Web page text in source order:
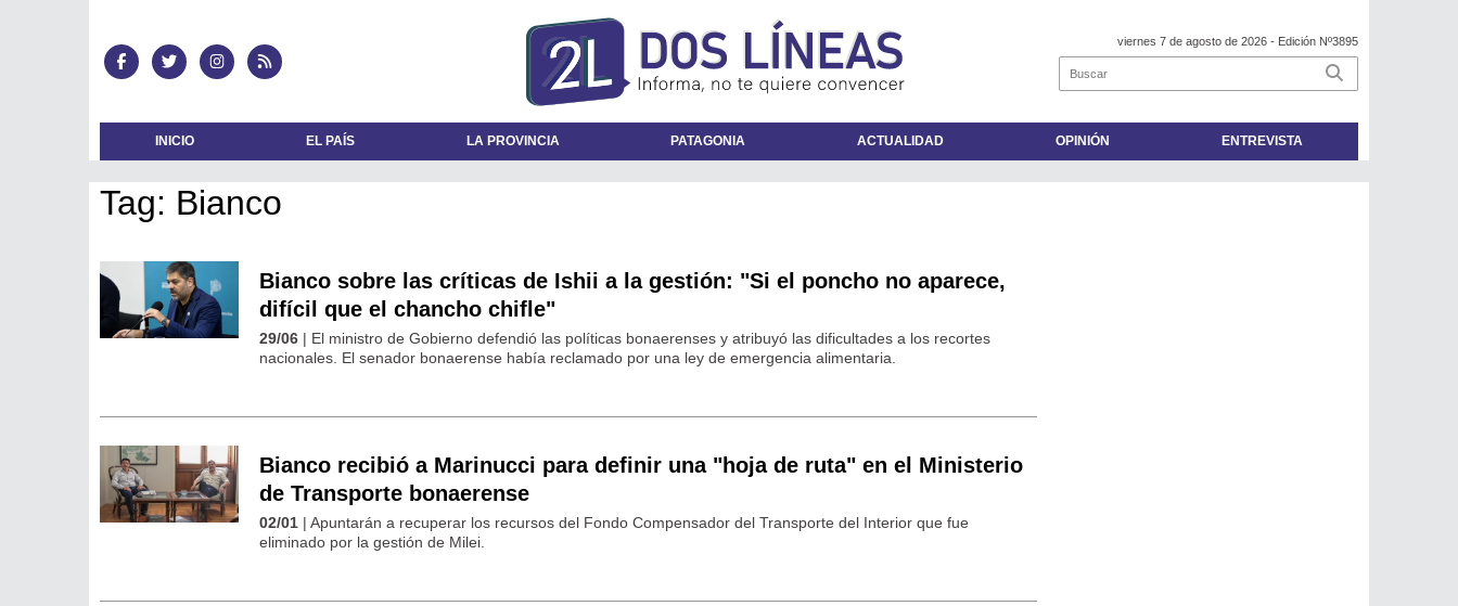
viernes 7 de agosto de 2026 - Edición Nº3895
INICIO EL PAÍS LA PROVINCIA PATAGONIA ACTUALIDAD OPINIÓN ENTREVISTA
Tag: Bianco
Bianco sobre las críticas de Ishii a la gestión: "Si el poncho no aparece,
difícil que el chancho chifle"
29/06 | El ministro de Gobierno defendió las políticas bonaerenses y atribuyó las dificultades a los recortes
nacionales. El senador bonaerense había reclamado por una ley de emergencia alimentaria.
Bianco recibió a Marinucci para definir una "hoja de ruta" en el Ministerio
de Transporte bonaerense
02/01 | Apuntarán a recuperar los recursos del Fondo Compensador del Transporte del Interior que fue
eliminado por la gestión de Milei.